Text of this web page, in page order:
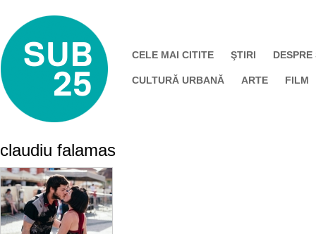
CELE MAI CITITE ŞTIRI DESPRE
CULTURĂ URBANĂ ARTE FILM
claudiu falamas